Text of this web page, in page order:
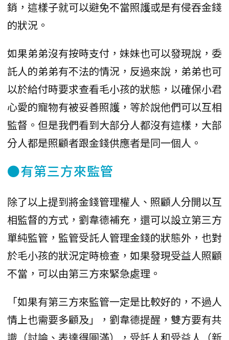
銷，這樣子就可以避免不當照護或是有侵吞金錢
的狀況。
如果弟弟沒有按時支付，妹妹也可以發現說，委
託人的弟弟有不法的情況，反過來說，弟弟也可
以於給付時要求查看毛小孩的狀態，以確保小君
心愛的寵物有被妥善照護，等於說他們可以互相
監督。但是我們看到大部分人都沒有這樣，大部
分人都是照顧者跟金錢供應者是同一個人。
●有第三方來監管
除了以上提到將金錢管理權人、照顧人分開以互
相監督的方式，劉韋德補充，還可以設立第三方
單純監管，監管受託人管理金錢的狀態外，也對
於毛小孩的狀況定時檢查，如果發現受益人照顧
不當，可以由第三方來緊急處理。
「如果有第三方來監管一定是比較好的，不過人
情上也需要多顧及」，劉韋德提醒，雙方要有共